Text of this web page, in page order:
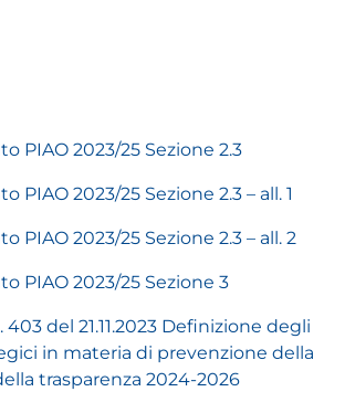
PIAO 2023/25 Sezione 2.3
PIAO 2023/25 Sezione 2.3 – all. 1
PIAO 2023/25 Sezione 2.3 – all. 2
PIAO 2023/25 Sezione 3
403 del 21.11.2023 Definizione degli
in materia di prevenzione della
trasparenza 2024-2026